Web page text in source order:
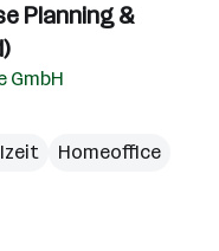
Planning &
GmbH
Homeoffice